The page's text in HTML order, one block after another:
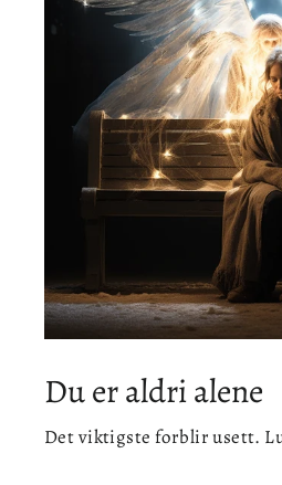
Du er aldri alene
Det viktigste forblir usett.